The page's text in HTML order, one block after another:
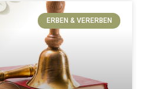
ERBEN & VERERBEN